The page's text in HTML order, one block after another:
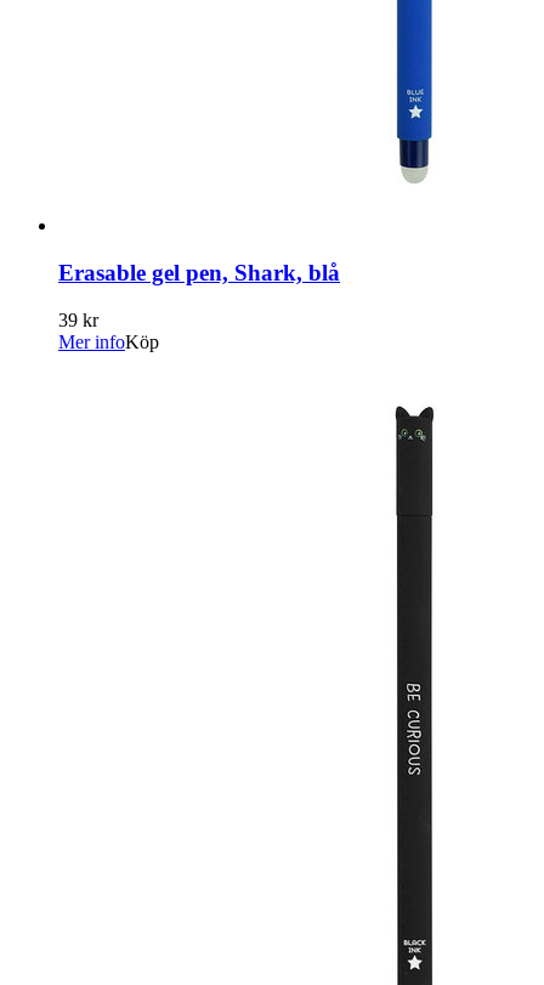
Erasable gel pen, Shark, blå
39 kr
Mer infoKöp